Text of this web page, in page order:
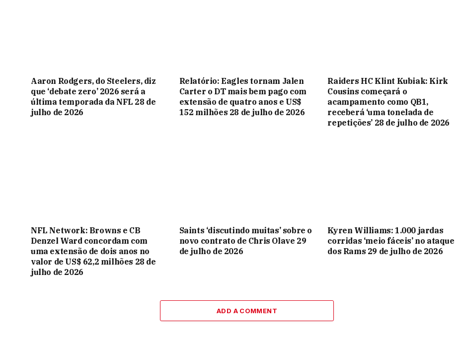
Aaron Rodgers, do Steelers, diz
que ‘debate zero’ 2026 será a
última temporada da NFL 28 de
julho de 2026
Relatório: Eagles tornam Jalen
Carter o DT mais bem pago com
extensão de quatro anos e US$
152 milhões 28 de julho de 2026
Raiders HC Klint Kubiak: Kirk
Cousins ​​​​começará o
acampamento como QB1,
receberá ‘uma tonelada de
repetições’ 28 de julho de 2026
NFL Network: Browns e CB
Denzel Ward concordam com
uma extensão de dois anos no
valor de US$ 62,2 milhões 28 de
julho de 2026
Saints ‘discutindo muitas’ sobre o
novo contrato de Chris Olave 29
de julho de 2026
Kyren Williams: 1.000 jardas
corridas ‘meio fáceis’ no ataque
dos Rams 29 de julho de 2026
ADD A COMMENT